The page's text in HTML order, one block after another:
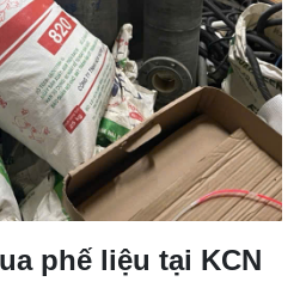
phế liệu tại KCN